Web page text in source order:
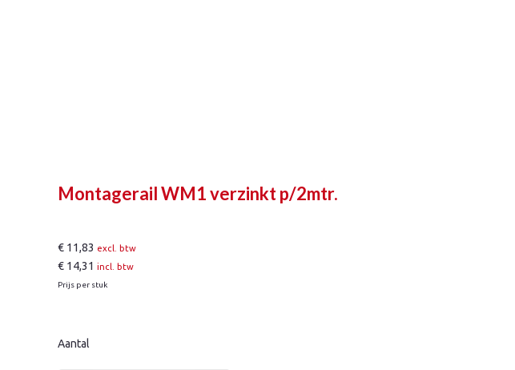
Montagerail WM1 verzinkt p/2mtr.
€ 11,83 excl. btw
€ 14,31 incl. btw
Prijs per stuk
Aantal